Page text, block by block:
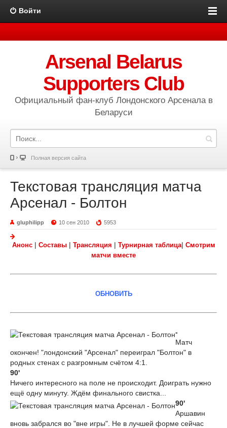
Войти
Arsenal Belarus
Supporters Club
Официальный фан-клуб Лондонского Арсенала в
Беларуси
Полная версия сайта
Текстовая трансляция матча
Арсенал - Болтон
gluphilipp 10 сен 2010 5953
Анонс| Составы| Трансляция | Турнирная таблица| Смотрим
матчи вместе
ОБНОВИТЬ
-
Матч
окончен! "лондонский "Арсенал" переиграл "Болтон" в
родных стенах с разгромным счётом 4:1.
90'
Ничего интересного на поле не происходит. Доиграть нужно
ещё одну минуту. Ждём финального свистка...
90'
Аршавин
вновь забрался во "вне игры". Не в лучшей форме сейчас